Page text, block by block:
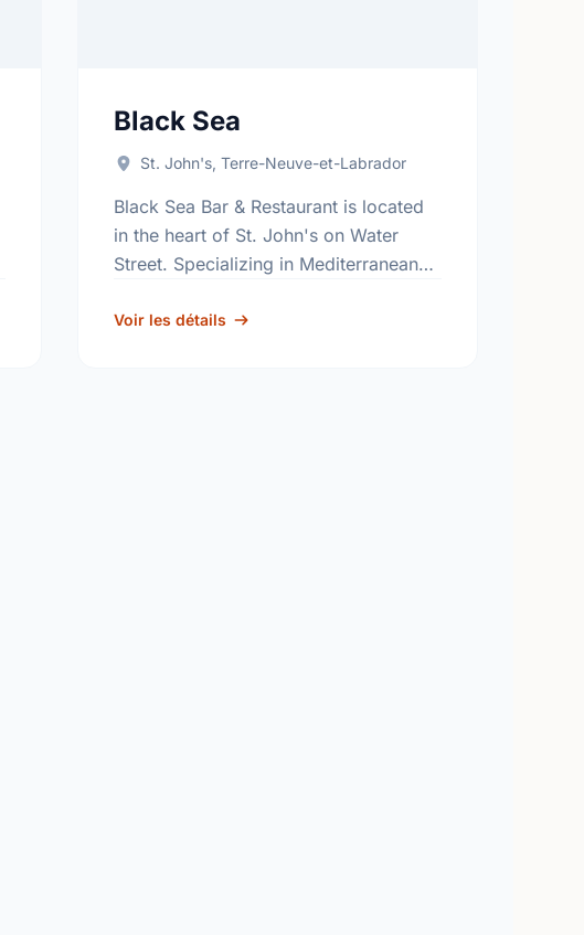
Black Sea
St. John's, Terre-Neuve-et-Labrador
Black Sea Bar & Restaurant is located
in the heart of St. John's on Water
Street. Specializing in Mediterranean
that can be found surrounding the …
Voir les détails